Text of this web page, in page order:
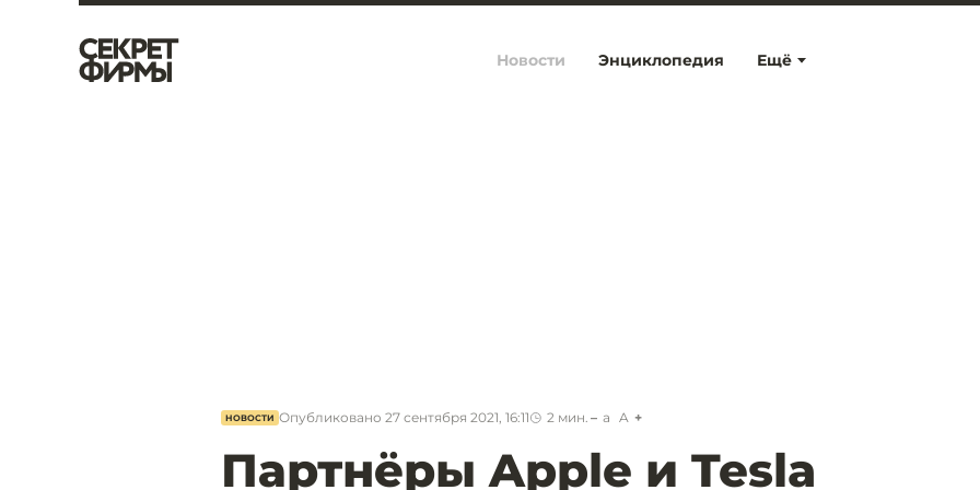
Ещё
Новости Энциклопедия
НОВОСТИ Опубликовано 27 сентября 2021, 16:11 2 мин. a A
Партнёры Apple и Tesla